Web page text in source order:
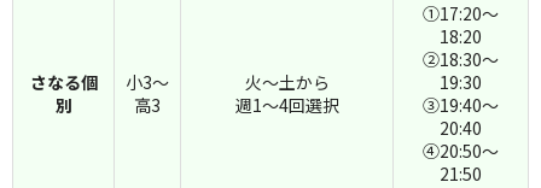
さなる個
別
小3～
高3
火～土から
週1～4回選択
①17:20～
18:20
②18:30～
19:30
③19:40～
20:40
④20:50～
21:50